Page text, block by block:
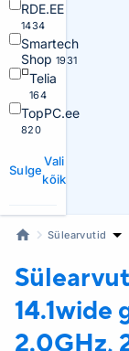
RDE.EE
1434
Smartech
Shop 1931
Telia
164
TopPC.ee
820
Sulge
Vali
kõik
Sülearvutid
14.1wide
2.0GHz,